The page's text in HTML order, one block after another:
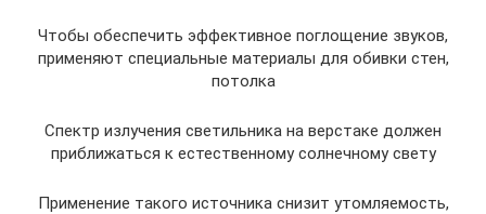
Чтобы обеспечить эффективное поглощение звуков,
применяют специальные материалы для обивки стен,
потолка
Спектр излучения светильника на верстаке должен
приближаться к естественному солнечному свету
Применение такого источника снизит утомляемость,